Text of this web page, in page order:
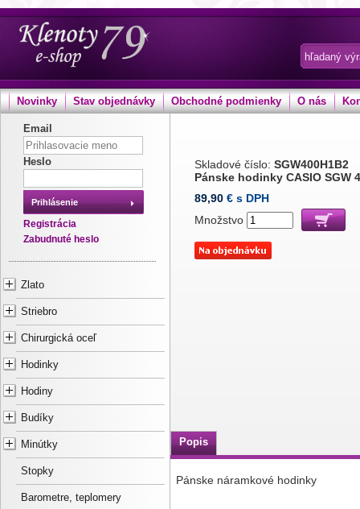
Novinky Stav objednávky Obchodné podmienky O nás
Email
Heslo
Prihlásenie
Registrácia
Zabudnuté heslo
Zlato
Striebro
Chirurgická oceľ
Hodinky
Hodiny
Budíky
Minútky
Stopky
Barometre, teplomery
Skladové číslo: SGW400H1B2
Pánske hodinky CASIO SGW
89,90 € s DPH
Množstvo
Popis
Pánske náramkové hodinky